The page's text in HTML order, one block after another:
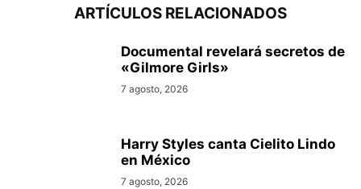
ARTÍCULOS RELACIONADOS
Documental revelará secretos de
«Gilmore Girls»
7 agosto, 2026
Harry Styles canta Cielito Lindo
en México
7 agosto, 2026